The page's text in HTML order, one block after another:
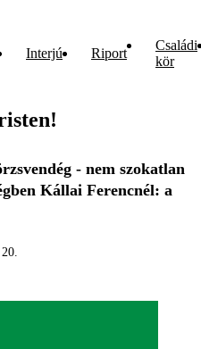
Interjú Riport
Családi
kör
- nem szokatlan
Kállai Ferencnél: a